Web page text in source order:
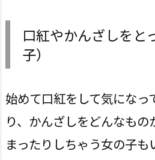
口紅やかんざしをと
子）
始めて口紅をして気になっ
り、かんざしをどんなもの
まったりしちゃう女の子も